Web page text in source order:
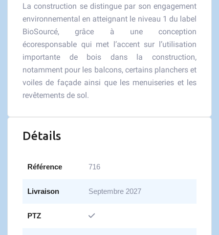
La construction se distingue par son engagement
environnemental en atteignant le niveau 1 du label
BioSourcé, grâce à une conception
écoresponsable qui met l’accent sur l’utilisation
importante de bois dans la construction,
notamment pour les balcons, certains planchers et
voiles de façade ainsi que les menuiseries et les
revêtements de sol.
Détails
Référence 716
Livraison Septembre 2027
PTZ